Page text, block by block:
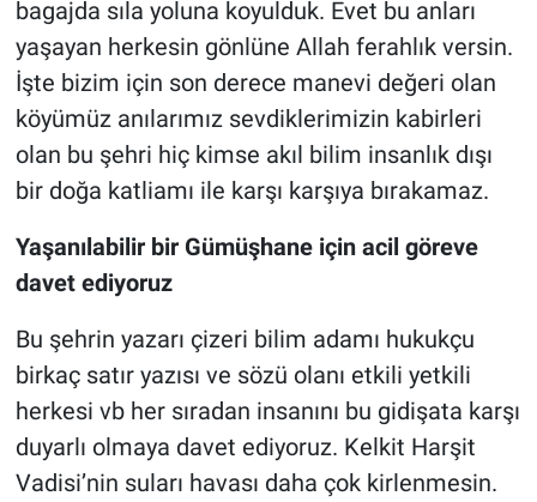
bagajda sıla yoluna koyulduk. Evet bu anları
yaşayan herkesin gönlüne Allah ferahlık versin.
İşte bizim için son derece manevi değeri olan
köyümüz anılarımız sevdiklerimizin kabirleri
olan bu şehri hiç kimse akıl bilim insanlık dışı
bir doğa katliamı ile karşı karşıya bırakamaz.
Yaşanılabilir bir Gümüşhane için acil göreve
davet ediyoruz
Bu şehrin yazarı çizeri bilim adamı hukukçu
birkaç satır yazısı ve sözü olanı etkili yetkili
herkesi vb her sıradan insanını bu gidişata karşı
duyarlı olmaya davet ediyoruz. Kelkit Harşit
Vadisi’nin suları havası daha çok kirlenmesin.